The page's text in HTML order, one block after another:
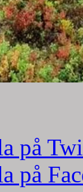
på
på